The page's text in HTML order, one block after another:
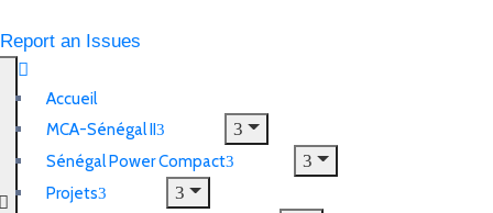
Report an Issues
Accueil
MCA-Sénégal II
Sénégal Power Compact
Projets